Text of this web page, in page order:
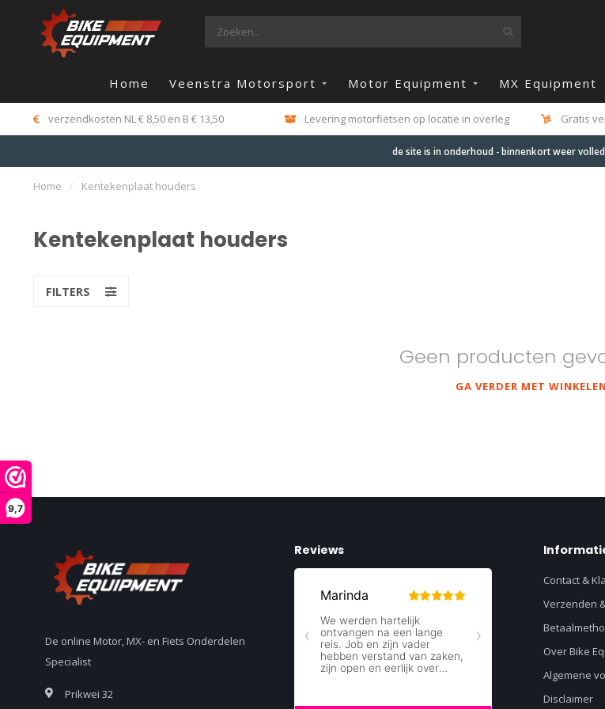
9,7
Home Veenstra Motorsport Motor Equipment MX Equipment
verzendkosten NL € 8,50 en B € 13,50 Levering motorfietsen op locatie in overleg Gratis
de site is in onderhoud - binnenkort weer
Home / Kentekenplaat houders
Kentekenplaat houders
FILTERS
Geen producten
GA VERDER MET WINKELEN
De online Motor, MX- en Fiets Onderdelen
Specialist
Prikwei 32
Reviews
Contact &
Verzenden
Over Bike
Algemene
Disclaimer